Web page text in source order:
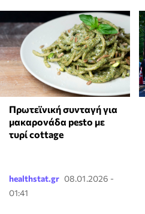
Πρωτεϊνική συνταγή για
μακαρονάδα pesto με
τυρί cottage
healthstat.gr 08.01.2026 -
01:41